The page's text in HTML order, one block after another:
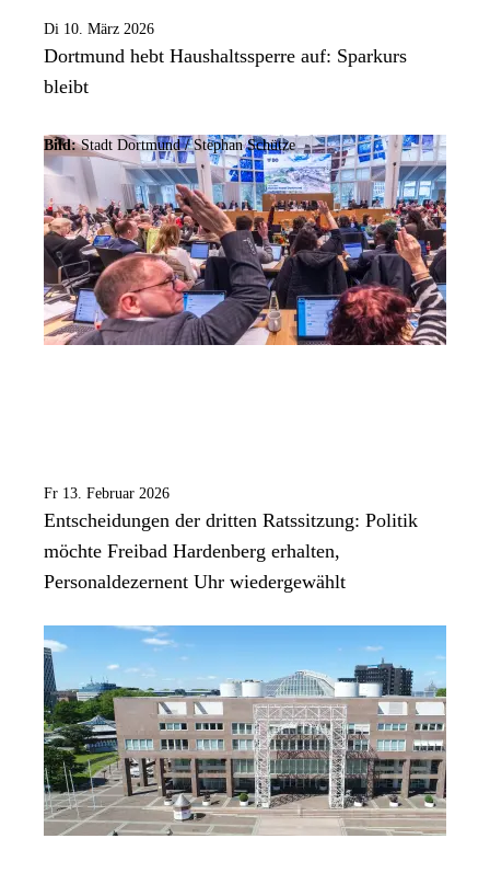
Di 10. März 2026
Dortmund hebt Haushaltssperre auf: Sparkurs
bleibt
Bild:Stadt Dortmund / Stephan Schütze
Fr 13. Februar 2026
Entscheidungen der dritten Ratssitzung: Politik
möchte Freibad Hardenberg erhalten,
Personaldezernent Uhr wiedergewählt